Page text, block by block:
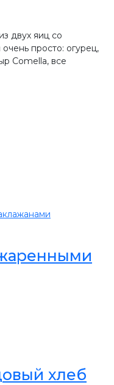
двух яиц со
просто: огурец,
Comella, все
выпечки
хлеб